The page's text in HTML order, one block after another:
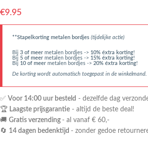
€9.95
**Stapelkorting metalen bordjes (tijdelijke actie)
Bij 3 of meer metalen bordjes -> 10% éxtra korting!
Bij 5 of meer metalen bordjes -> 15% éxtra korting!
Bij 10 of meer metalen bordjes -> 20% éxtra korting!
De korting wordt automatisch toegepast in de winkelmand.
✅ Voor 14:00 uur besteld - dezelfde dag
🏆 Laagste prijsgarantie - altijd de beste deal!
🚚 Gratis verzending - al vanaf € 60,-
🔄 14 dagen bedenktijd - zonder gedoe